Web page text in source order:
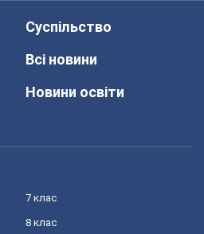
Суспільство
Всі новини
Новини освіти
7 клас
8 клас